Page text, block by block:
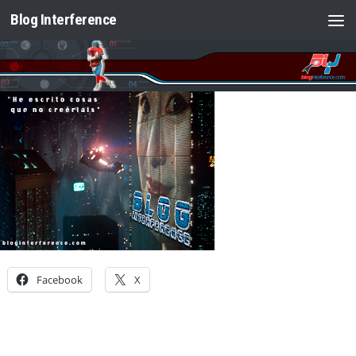
Saltar al contenido
Blog Interference
Facebook X